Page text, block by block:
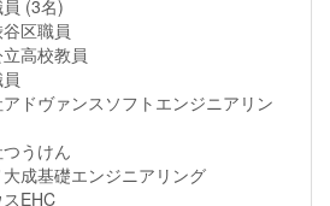
(3名)
区職員
高校教員
ドヴァンスソフトエンジニアリン
うけん
成基礎エンジニアリング
EHC